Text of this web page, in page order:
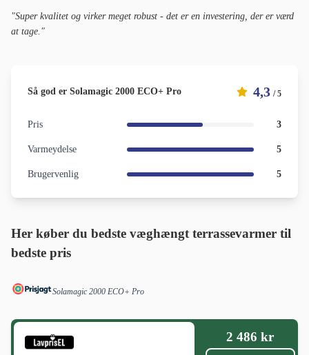
"Super kvalitet og virker meget robust - det er en investering, der er værd
at tage."
Så god er Solamagic 2000 ECO+ Pro 4,3 / 5
Pris 3
Varmeydelse 5
Brugervenlig 5
Her køber du bedste væghængt terrassevarmer til
bedste pris
Solamagic 2000 ECO+ Pro
2 486 kr